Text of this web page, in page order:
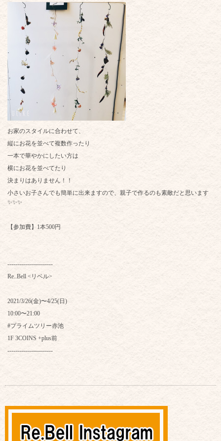
お家のスタイルに合わせて、
縦にお花を並べて複数作ったり
一本で華やかにしたい方は
横にお花を並べてたり
決まりはありません！！
小さいお子さんでも簡単に出来ますので、親子で作るのも素敵だと思います
✨✨✨
【参加費】1本500円
-----------------------
Re..Bell <リベル>
2021/3/26(金)〜4/25(日)
10:00〜21:00
#プライムツリー赤池
1F 3COINS +plus前
-----------------------